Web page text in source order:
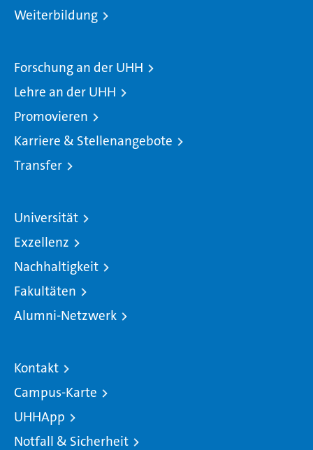
Weiterbildung
Forschung an der UHH
Lehre an der UHH
Promovieren
Karriere & Stellenangebote
Transfer
Universität
Exzellenz
Nachhaltigkeit
Fakultäten
Alumni-Netzwerk
Kontakt
Campus-Karte
UHHApp
Notfall & Sicherheit